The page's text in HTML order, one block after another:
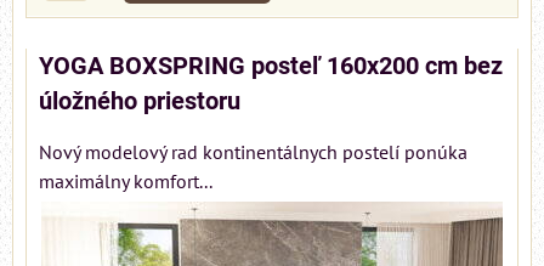
YOGA BOXSPRING posteľ 160x200 cm bez
úložného priestoru
Nový modelový rad kontinentálnych postelí ponúka
maximálny komfort...